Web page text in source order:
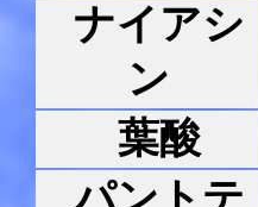
ナイアシ
ン
葉酸
パントテ